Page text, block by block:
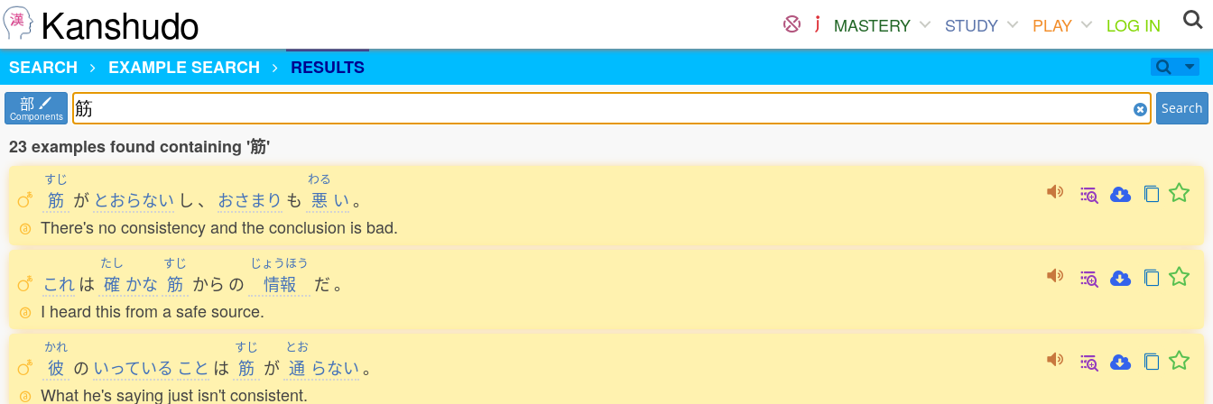
Kanshudo MASTERY STUDY PLAY
LOG IN
SEARCH
EXAMPLE SEARCH RESULTS
部
Components Search
23 examples found containing '筋'
すじ
筋 が とおらない し 、 おさまり も
わる
悪 い。
There's no consistency and the conclusion is bad.
これ は
たし
確 かな
すじ
筋 から の
じょうほう
情報 だ。
I heard this from a safe source.
かれ
彼 の いっている こと は
すじ
筋 が
とお
通 らない。
What he's saying just isn't consistent.